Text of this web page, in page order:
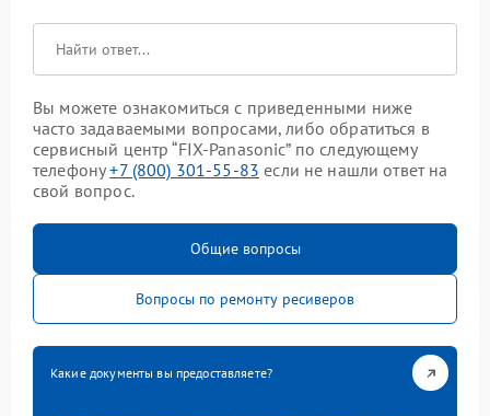
Вы можете ознакомиться с приведенными ниже
часто задаваемыми вопросами, либо обратиться в
сервисный центр “FIX-Panasonic” по следующему
телефону+7 (800) 301-55-83 если не нашли ответ на
свой вопрос.
Общие вопросы
Вопросы по ремонту ресиверов
Какие документы вы предоставляете?